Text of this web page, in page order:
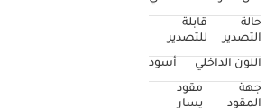
× العرض × الارتفاع
العجلات (مم): 3800
مم - نوع الوقود: ديزل -
حالة
التصدير
قابلة
للتصدير
اللون الداخلي
أسود
جهة
المقود
مقود
يسار